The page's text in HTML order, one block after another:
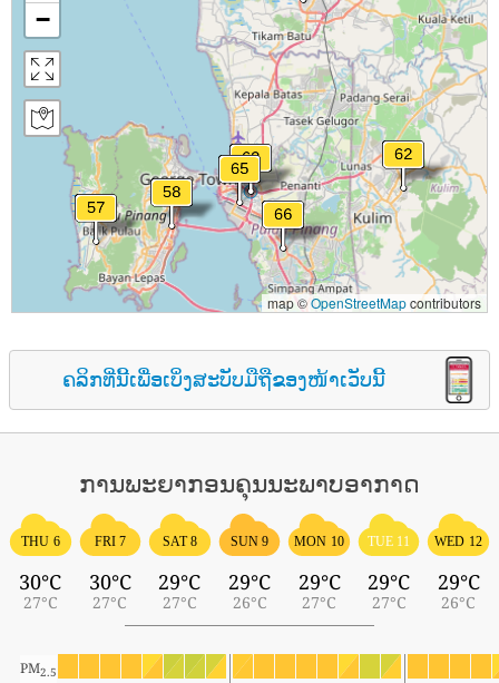
−
map ©OpenStreetMapcontributors
ຄລິກທີ່ນີ້ເພື່ອເບິ່ງສະບັບມືຖືຂອງໜ້າເວັບນີ້
ການພະຍາກອນຄຸນນະພາບອາກາດ
THU 6
30°C
27°C
FRI 7
30°C
27°C
SAT 8
29°C
27°C
SUN 9
29°C
26°C
MON 10
29°C
27°C
TUE 11
29°C
27°C
WED 12
29°C
26°C
PM2.5